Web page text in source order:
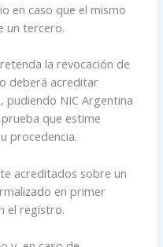
en caso que el mismo
un tercero.
la revocación de
deberá acreditar
NIC Argentina
que estime
procedencia.
acreditados sobre un
en primer
el registro.